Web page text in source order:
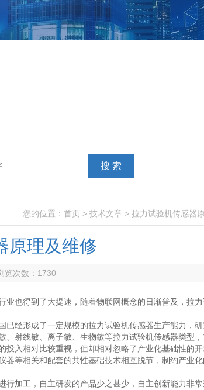
您的位置： 首页 > 技术文章 > 拉力试验机传感器
原理及维修
次数： 1730
也得到了大提速，随着物联网概念的日渐普及，拉
经形成了一定规模的拉力试验机传感器生产能力，
射线敏、离子敏、生物敏等拉力试验机传感器类型
入相对比较重视，但却相对忽略了产业化基础性的
等相关和配套的共性基础技术相互脱节，制约产业化
加工，自主研发的产品少之甚少，自主创新能力非